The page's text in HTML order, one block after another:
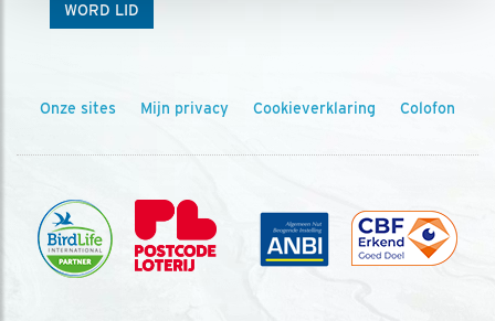
WORD LID
Onze sites Mijn privacy Cookieverklaring Colofon